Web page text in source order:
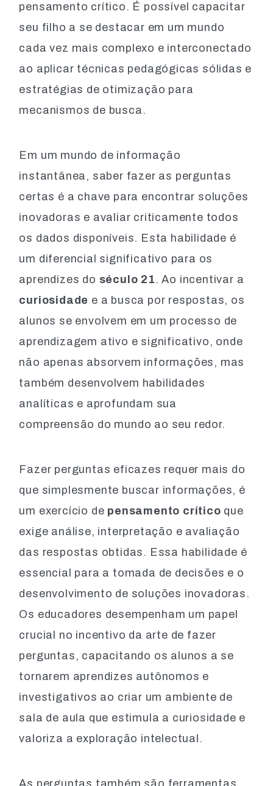
pensamento crítico. É possível capacitar
seu filho a se destacar em um mundo
cada vez mais complexo e interconectado
ao aplicar técnicas pedagógicas sólidas e
estratégias de otimização para
mecanismos de busca.
Em um mundo de informação
instantânea, saber fazer as perguntas
certas é a chave para encontrar soluções
inovadoras e avaliar criticamente todos
os dados disponíveis. Esta habilidade é
um diferencial significativo para os
aprendizes do século 21 . Ao incentivar a
curiosidade e a busca por respostas, os
alunos se envolvem em um processo de
aprendizagem ativo e significativo, onde
não apenas absorvem informações, mas
também desenvolvem habilidades
analíticas e aprofundam sua
compreensão do mundo ao seu redor.
Fazer perguntas eficazes requer mais do
que simplesmente buscar informações, é
um exercício de pensamento crítico que
exige análise, interpretação e avaliação
das respostas obtidas. Essa habilidade é
essencial para a tomada de decisões e o
desenvolvimento de soluções inovadoras.
Os educadores desempenham um papel
crucial no incentivo da arte de fazer
perguntas, capacitando os alunos a se
tornarem aprendizes autônomos e
investigativos ao criar um ambiente de
sala de aula que estimula a curiosidade e
valoriza a exploração intelectual.